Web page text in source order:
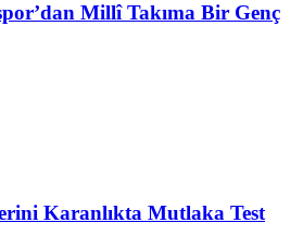
Millî Takıma Bir Genç
Karanlıkta Mutlaka Test